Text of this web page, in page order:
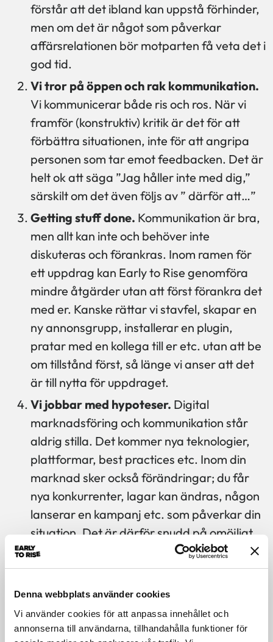
Denna webbplats använder cookies
Vi använder cookies för att anpassa innehållet och
annonserna till användarna, tillhandahålla funktioner för
förstår att det ibland kan uppstå förhinder,
men om det är något som påverkar
affärsrelationen bör motparten få veta det i
god tid.
Vi tror på öppen och rak kommunikation.
Vi kommunicerar både ris och ros. När vi
framför (konstruktiv) kritik är det för att
förbättra situationen, inte för att angripa
personen som tar emot feedbacken. Det är
helt ok att säga ”Jag håller inte med dig,”
särskilt om det även följs av ” därför att…”
Getting stuff done. Kommunikation är bra,
men allt kan inte och behöver inte
diskuteras och förankras. Inom ramen för
ett uppdrag kan Early to Rise genomföra
mindre åtgärder utan att först förankra det
med er. Kanske rättar vi stavfel, skapar en
ny annonsgrupp, installerar en plugin,
pratar med en kollega till er etc. utan att be
om tillstånd först, så länge vi anser att det
är till nytta för uppdraget.
Vi jobbar med hypoteser. Digital
marknadsföring och kommunikation står
aldrig stilla. Det kommer nya teknologier,
plattformar, best practices etc. Inom din
marknad sker också förändringar; du får
nya konkurrenter, lagar kan ändras, någon
lanserar en kampanj etc. som påverkar din
situation. Det är därför snudd på omöjligt
att garantera att det vi gör kommer att ha
avsedd effekt. Det vi kan göra är att ha
goda hypoteser som vi arbetar utifrån och
ha en bild av önskad effekt, men garantier
finns inte. Vi lär och kalibrerar våra